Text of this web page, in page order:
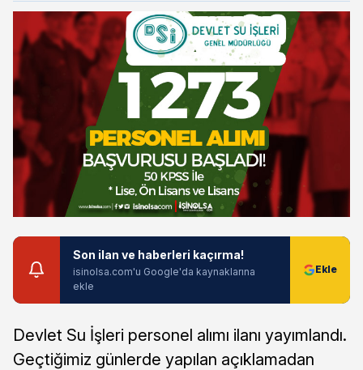
Son ilan ve haberleri kaçırma!
isinolsa.com'u Google'da kaynaklarına
ekle
Devlet Su İşleri personel alımı ilanı yayımlandı.
Geçtiğimiz günlerde yapılan açıklamadan